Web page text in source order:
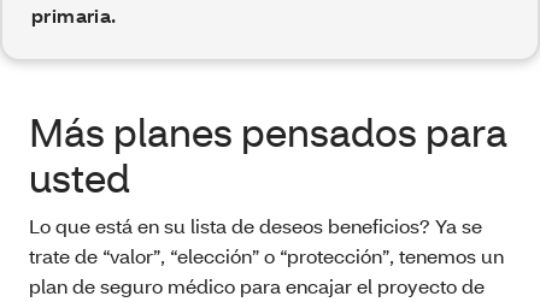
primaria.
Más planes pensados para
usted
Lo que está en su lista de deseos beneficios? Ya se
trate de “valor”, “elección” o “protección”, tenemos un
plan de seguro médico para encajar el proyecto de